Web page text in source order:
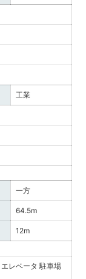
工業
一方
64.5m
12m
エレベータ 駐車場